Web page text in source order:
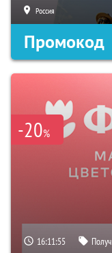
Россия
Промокод
-20%
16:11:54